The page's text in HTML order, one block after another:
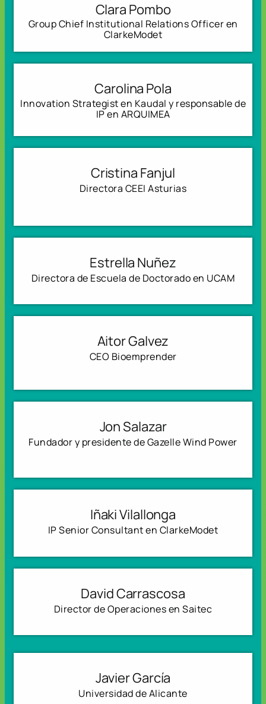
Clara Pombo
Group Chief Institutional Relations Officer en
ClarkeModet
Carolina Pola
Innovation Strategist en Kaudal y responsable de
IP en ARQUIMEA
Cristina Fanjul
Directora CEEI Asturias
Estrella Nuñez
Directora de Escuela de Doctorado en UCAM
Aitor Galvez
CEO Bioemprender
Jon Salazar
Fundador y presidente de Gazelle Wind Power
Iñaki Vilallonga
IP Senior Consultant en ClarkeModet
David Carrascosa
Director de Operaciones en Saitec
Javier García
Universidad de Alicante